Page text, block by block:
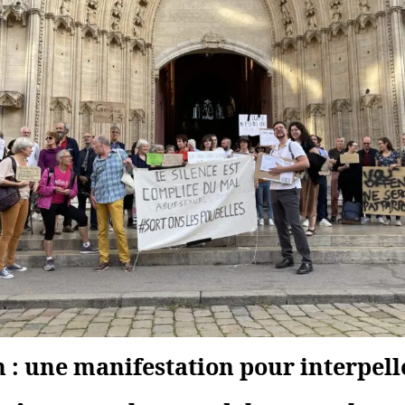
: une manifestation pour